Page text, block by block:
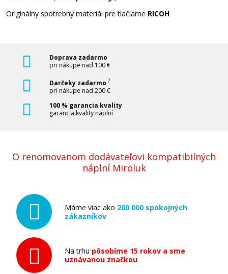
59,90 €
Pridať do košíka
Ricoh 407544 (Azúrový)
Originálny toner
78,90 €
Originálny spotrebný materiál pre tlačiarne RICOH
Doprava zadarmo
pri nákupe nad 100 €
Darčeky zadarmo ?
pri nákupe nad 200 €
100 % garancia kvality
garancia kvality náplní
O renomovanom dodávateľovi kompatibilných
náplní Miroluk
Máme viac ako 200 000 spokojných
zákazníkov
Na trhu pôsobíme 15 rokov a sme
uznávanou značkou